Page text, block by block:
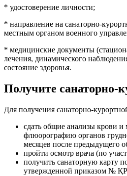
* удостоверение личности;
* направление на санаторно-
местным органом военного
* медицинские документы
лечения, динамического
состояние здоровья.
Получите санаторно-
Для получения санаторно-
сдать общие анализы крови
флюорографию органов
месяцев после предыдущего
пройти осмотр врача (по
получить санаторную карту
утвержденной приказом №